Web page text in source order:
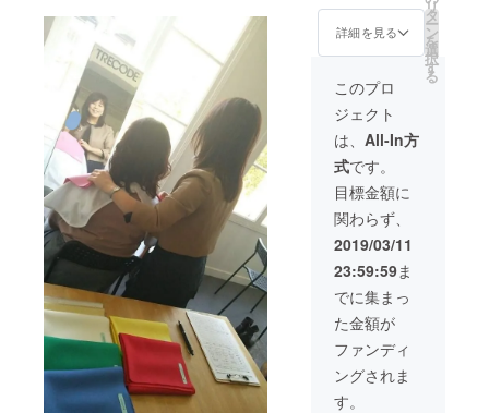
今すぐ
必要で
もキャ
ンペー
ン期間
中でし
つでも
ご相談
くださ
い。 ※
キャン
ペーン
期間中
とは、
プロ
ジェク
ト終了
後１年
間とな
張って
ありま
ださ
交通費
はご負
担くだ
さい。
又当日
の場所
代、お
昼代は
ンに含
まれて
いま
す。 ※
公共の
場所で
面会し
熱く語
りま
しょ
う！ そ
こから
また、
更なる
アイデ
アが出
てきた
りコラ
ボ出来
たら楽
しいで
すね♪ ※
交通費
はご負
担くだ
さい。
※公共の
場所で
面会し
スポン
サー様
として
御社の
ご紹介
をキャ
ンペー
ン期間
中致し
ます。
今回の
キャン
ペーン
のＬＰ
に、ス
ポン
サー様
とし
て、御
社のリ
ンク
（画像
詳細を見る
リ
タ
ー
ン
を
選
択
す
る
このプロ
ジェクト
は、 All-In方
式です。
目標金額に
関わらず、
2019/03/11
23:59:59ま
でに集まっ
た金額が
ファンディ
ングされま
す。